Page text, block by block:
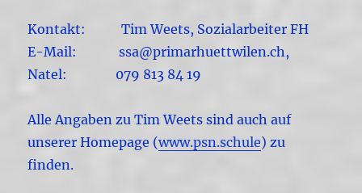
Kontakt: Tim Weets, Sozialarbeiter FH
E-Mail: ssa@primarhuettwilen.ch,
Natel: 079 813 84 19
Alle Angaben zu Tim Weets sind auch auf
unserer Homepage (www.psn.schule) zu
finden.